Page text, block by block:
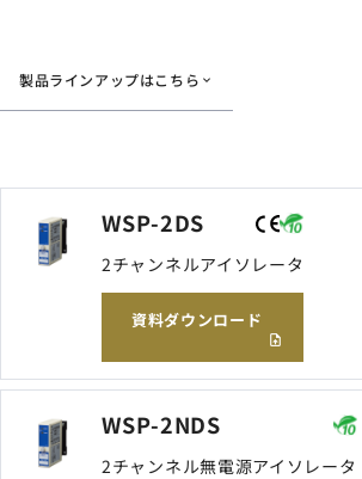
サイトマップ
よくあるご質問
製品ラインアップはこちら
WSP-2DS
2チャンネルアイソレータ
資料ダウンロード
WSP-2NDS
2チャンネル無電源アイソレータ